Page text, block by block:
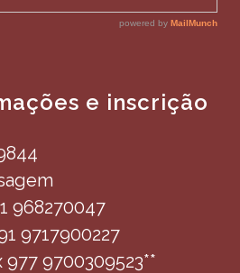
e inscrição
968270047
9717900227
9700309523**